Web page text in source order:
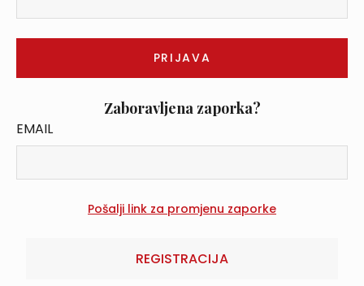
Zaboravljena zaporka?
EMAIL
REGISTRACIJA